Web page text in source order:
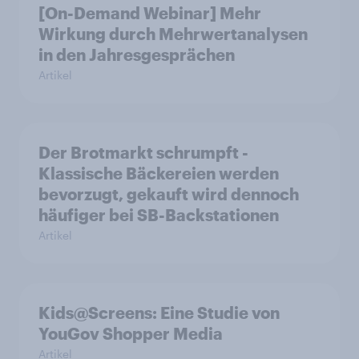
[On-Demand Webinar] Mehr
Wirkung durch Mehrwertanalysen
in den Jahresgesprächen
Artikel
Der Brotmarkt schrumpft -
Klassische Bäckereien werden
bevorzugt, gekauft wird dennoch
häufiger bei SB-Backstationen
Artikel
Kids@Screens: Eine Studie von
YouGov Shopper Media
Artikel